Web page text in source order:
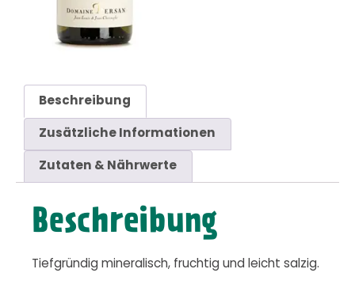
Beschreibung
Zusätzliche Informationen
Zutaten & Nährwerte
Beschreibung
Tiefgründig mineralisch, fruchtig und leicht salzig.